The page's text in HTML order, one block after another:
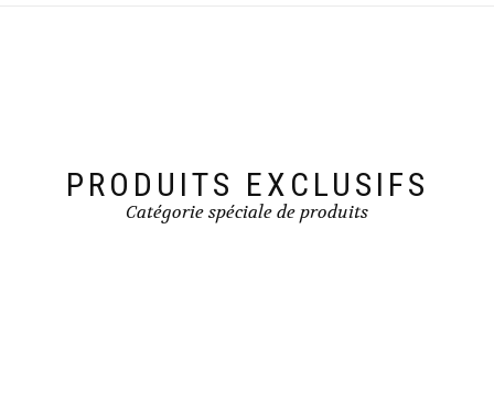
PRODUITS EXCLUSIFS
Catégorie spéciale de produits